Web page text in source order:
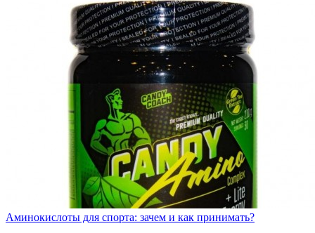
Аминокислоты для спорта: зачем и как принимать?